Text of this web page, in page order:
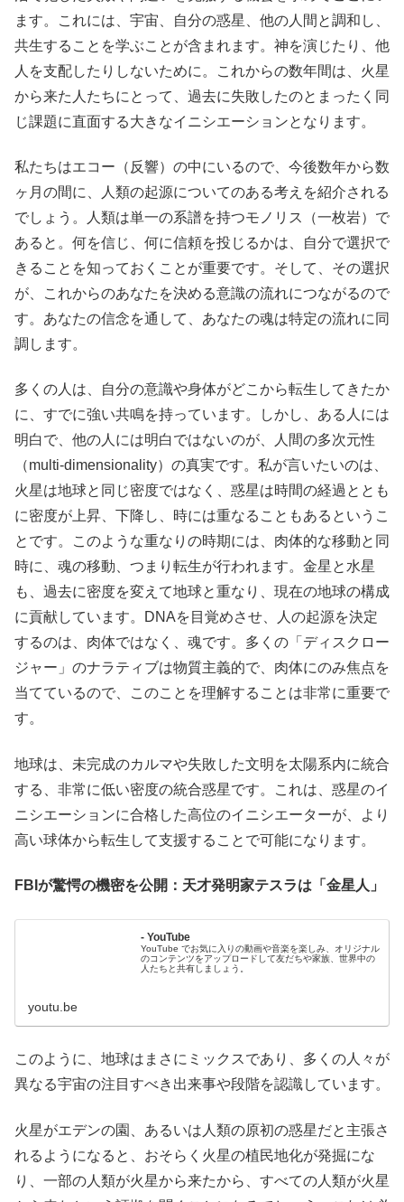
ます。これには、宇宙、自分の惑星、他の人間と調和し、
共生することを学ぶことが含まれます。神を演じたり、他
人を支配したりしないために。これからの数年間は、火星
から来た人たちにとって、過去に失敗したのとまったく同
じ課題に直面する大きなイニシエーションとなります。
私たちはエコー（反響）の中にいるので、今後数年から数
ヶ月の間に、人類の起源についてのある考えを紹介される
でしょう。人類は単一の系譜を持つモノリス（一枚岩）で
あると。何を信じ、何に信頼を投じるかは、自分で選択で
きることを知っておくことが重要です。そして、その選択
が、これからのあなたを決める意識の流れにつながるので
す。あなたの信念を通して、あなたの魂は特定の流れに同
調します。
多くの人は、自分の意識や身体がどこから転生してきたか
に、すでに強い共鳴を持っています。しかし、ある人には
明白で、他の人には明白ではないのが、人間の多次元性
（multi-dimensionality）の真実です。私が言いたいのは、
火星は地球と同じ密度ではなく、惑星は時間の経過ととも
に密度が上昇、下降し、時には重なることもあるというこ
とです。このような重なりの時期には、肉体的な移動と同
時に、魂の移動、つまり転生が行われます。金星と水星
も、過去に密度を変えて地球と重なり、現在の地球の構成
に貢献しています。DNAを目覚めさせ、人の起源を決定
するのは、肉体ではなく、魂です。多くの「ディスクロー
ジャー」のナラティブは物質主義的で、肉体にのみ焦点を
当てているので、このことを理解することは非常に重要で
す。
地球は、未完成のカルマや失敗した文明を太陽系内に統合
する、非常に低い密度の統合惑星です。これは、惑星のイ
ニシエーションに合格した高位のイニシエーターが、より
高い球体から転生して支援することで可能になります。
FBIが驚愕の機密を公開：天才発明家テスラは「金星人」
- YouTube
YouTube でお気に入りの動画や音楽を楽しみ、オリジナル
のコンテンツをアップロードして友だちや家族、世界中の
人たちと共有しましょう。
youtu.be
このように、地球はまさにミックスであり、多くの人々が
異なる宇宙の注目すべき出来事や段階を認識しています。
火星がエデンの園、あるいは人類の原初の惑星だと主張さ
れるようになると、おそらく火星の植民地化が発掘にな
り、一部の人類が火星から来たから、すべての人類が火星